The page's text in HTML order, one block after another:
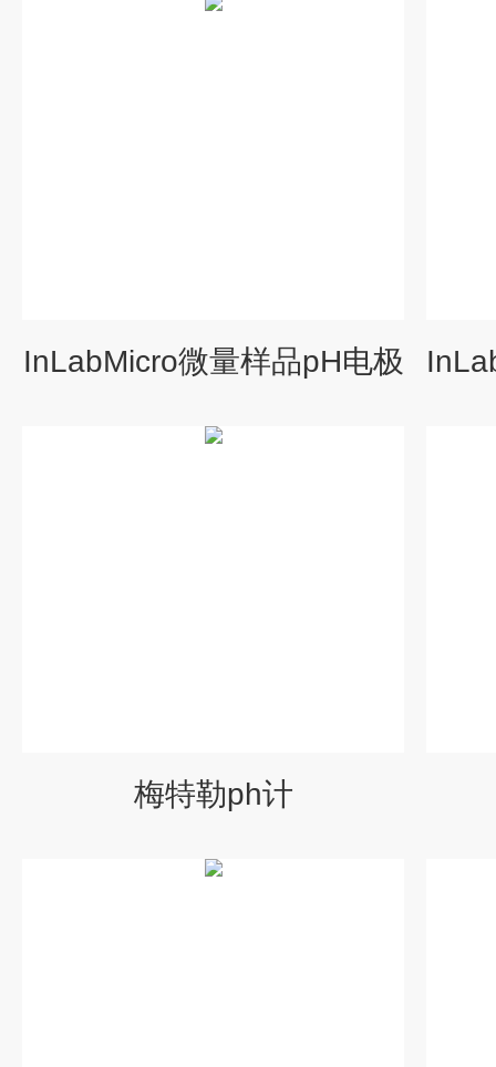
InLabMicro微量样品pH电极
梅特勒ph计